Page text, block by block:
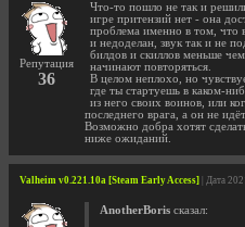
Репутация
36
Что-то пошло не так и
игре притензий нет - она
проблема именно в том, что
и недоделан, звук так и не
билдов и скиллов меньше
начинают повторяться.
В целом неплохо, но
где ты стартуешь в каком-
из него своих воинов, или
последнего врага, а он не
Возможно добра хотят
ниже ожиданий.
Valheim v0.221.10a [Steam Early Access] | Дата
AnotherBoris сказал: